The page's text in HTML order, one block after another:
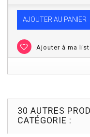
AJOUTER AU PANIER
Ajouter à ma
30 AUTRES
CATÉGORIE :